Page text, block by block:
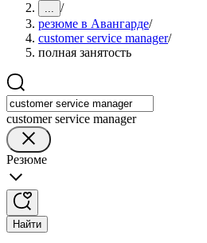
... /
резюме в Авангарде/
customer service manager/
полная занятость
customer service manager
Резюме
Найти